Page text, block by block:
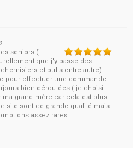
seniors (
que j'y passe des
et pulls entre autre) .
pour effectuer une commande
bien déroulées ( je choisi
grand-mère car cela est plus
site sont de grande qualité mais
assez rares.